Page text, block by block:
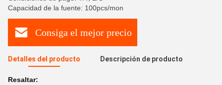
Capacidad de la fuente: 100pcs/mon
Consiga el mejor precio
Detalles del producto Descripción de producto
Resaltar: